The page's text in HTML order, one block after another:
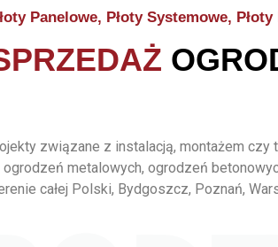
Panelowe, Płoty Systemowe,
związane z instalacją, montażem czy
metalowych, ogrodzeń
całej Polski, Bydgoszcz, Poznań,